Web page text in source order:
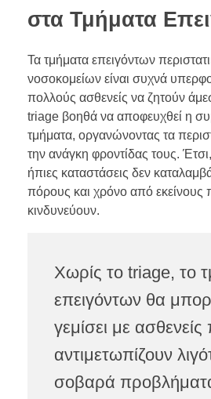
στα Τμήματα
Τα τμήματα επειγόντων
νοσοκομείων είναι συχνά
πολλούς ασθενείς να ζητούν
triage βοηθά να αποφευχθεί η
τμήματα, οργανώνοντας τα
την ανάγκη φροντίδας τους.
ήπιες καταστάσεις δεν
πόρους και χρόνο από εκείνους
κινδυνεύουν.
Χωρίς το triage, το
επειγόντων θα
γεμίσει με
αντιμετωπίζουν
σοβαρά